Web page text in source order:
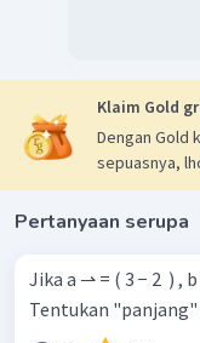
Klaim Gold
Dengan Gold
sepuasnya,
Pertanyaan serupa
Jika a ⇀ = ( 3 − 2 ​ ) ,
Tentukan